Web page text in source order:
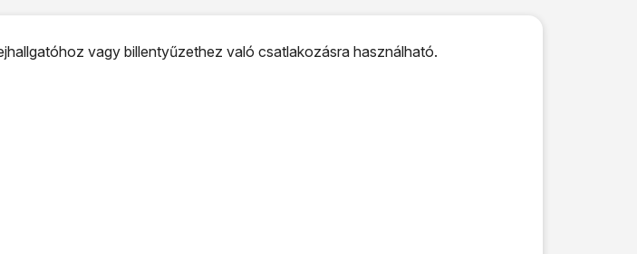
vagy billentyűzethez való csatlakozásra használható.